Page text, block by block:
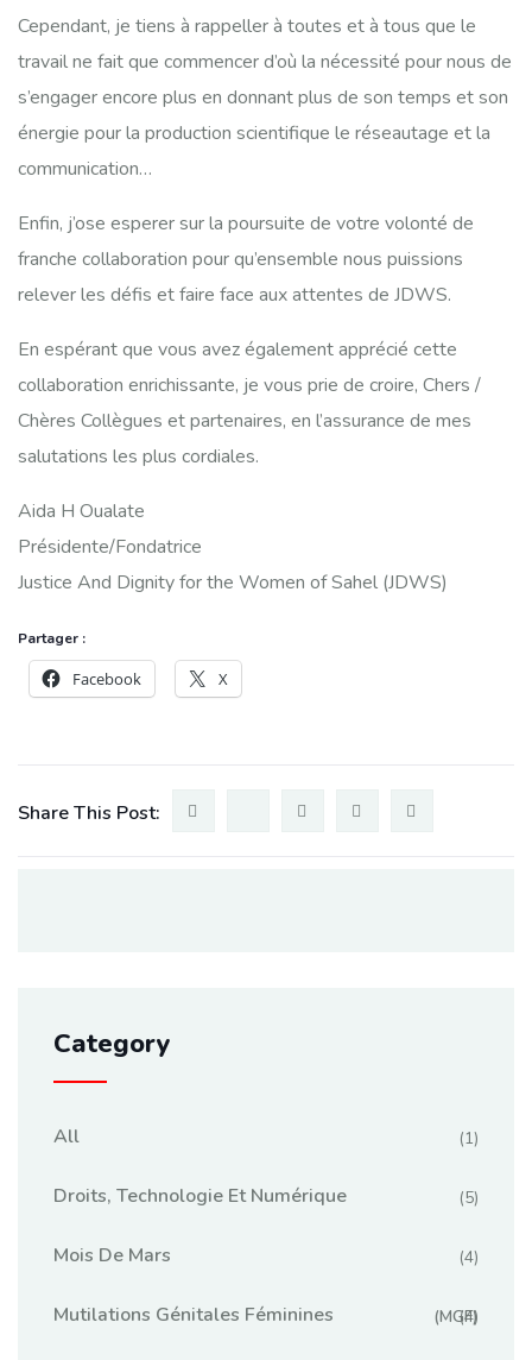
Cependant, je tiens à rappeller à toutes et à tous que le
travail ne fait que commencer d’où la nécessité pour nous de
s’engager encore plus en donnant plus de son temps et son
énergie pour la production scientifique le réseautage et la
communication…
Enfin, j’ose esperer sur la poursuite de votre volonté de
franche collaboration pour qu’ensemble nous puissions
relever les défis et faire face aux attentes de JDWS.
En espérant que vous avez également apprécié cette
collaboration enrichissante, je vous prie de croire, Chers /
Chères Collègues et partenaires, en l’assurance de mes
salutations les plus cordiales.
Aida H Oualate
Présidente/Fondatrice
Justice And Dignity for the Women of Sahel (JDWS)
Partager :
Facebook X
Share This Post:
Category
All (1)
Droits, Technologie Et Numérique (5)
Mois De Mars (4)
Mutilations Génitales Féminines (MGF)
(4)